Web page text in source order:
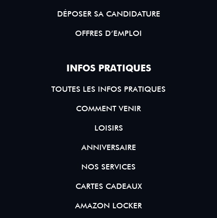
DÉPOSER SA CANDIDATURE
OFFRES D’EMPLOI
INFOS PRATIQUES
TOUTES LES INFOS PRATIQUES
COMMENT VENIR
LOISIRS
ANNIVERSAIRE
NOS SERVICES
CARTES CADEAUX
AMAZON LOCKER